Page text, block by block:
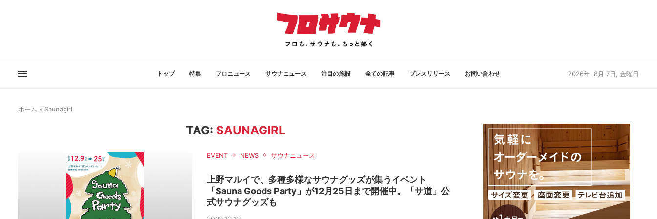
トップ 特集 フロニュース サウナニュース 注目の施設 全ての記事 プレスリリース お問い合わせ 2026年, 8月 7日, 金曜日
ホーム » Saunagirl
TAG: SAUNAGIRL
EVENT NEWS サウナニュース
上野マルイで、多種多様なサウナグッズが集うイベント
「Sauna Goods Party」が12月25日まで開催中。「サ道」公
式サウナグッズも